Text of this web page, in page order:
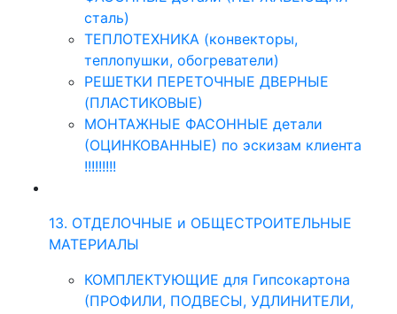
сталь)
ТЕПЛОТЕХНИКА (конвекторы,
теплопушки, обогреватели)
РЕШЕТКИ ПЕРЕТОЧНЫЕ ДВЕРНЫЕ
(ПЛАСТИКОВЫЕ)
МОНТАЖНЫЕ ФАСОННЫЕ детали
(ОЦИНКОВАННЫЕ) по эскизам клиента
!!!!!!!!!
13. ОТДЕЛОЧНЫЕ и ОБЩЕСТРОИТЕЛЬНЫЕ
МАТЕРИАЛЫ
КОМПЛЕКТУЮЩИЕ для Гипсокартона
(ПРОФИЛИ, ПОДВЕСЫ, УДЛИНИТЕЛИ,